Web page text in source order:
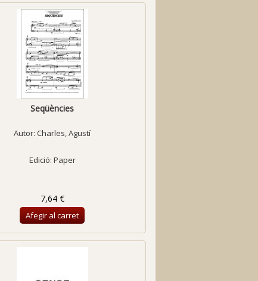
Seqüències
Autor:Charles, Agustí
Edició: Paper
7,64 €
Afegir al carret